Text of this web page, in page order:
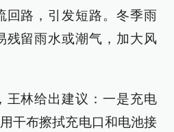
回路，引发短路。冬季雨
残留雨水或潮气，加大风
王林给出建议：一是充电
干布擦拭充电口和电池接